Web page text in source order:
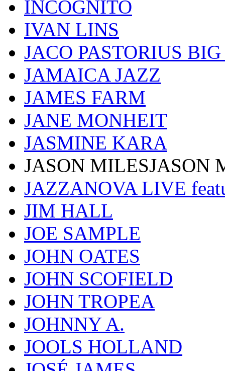
INCOGNITO
IVAN LINS
JACO PASTORIUS
JAMAICA JAZZ
JAMES FARM
JANE MONHEIT
JASMINE KARA
JASON MILESJASON
JAZZANOVA LIVE
JIM HALL
JOE SAMPLE
JOHN OATES
JOHN SCOFIELD
JOHN TROPEA
JOHNNY A.
JOOLS HOLLAND